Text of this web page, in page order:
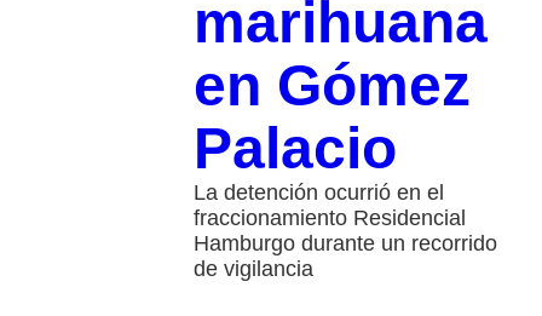
marihuana
en Gómez
Palacio
La detención ocurrió en el
fraccionamiento Residencial
Hamburgo durante un recorrido
de vigilancia